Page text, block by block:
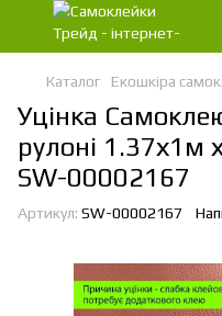
Каталог Екошкіра
Уцінка
рулоні 1.37х1м
SW-00002167
Артикул: SW-00002167